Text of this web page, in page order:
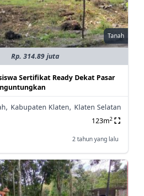
Tanah
Rp. 314.89 juta
Sertifikat Ready Dekat Pasar
Kabupaten Klaten, Klaten Selatan
123m2
2 tahun yang lalu